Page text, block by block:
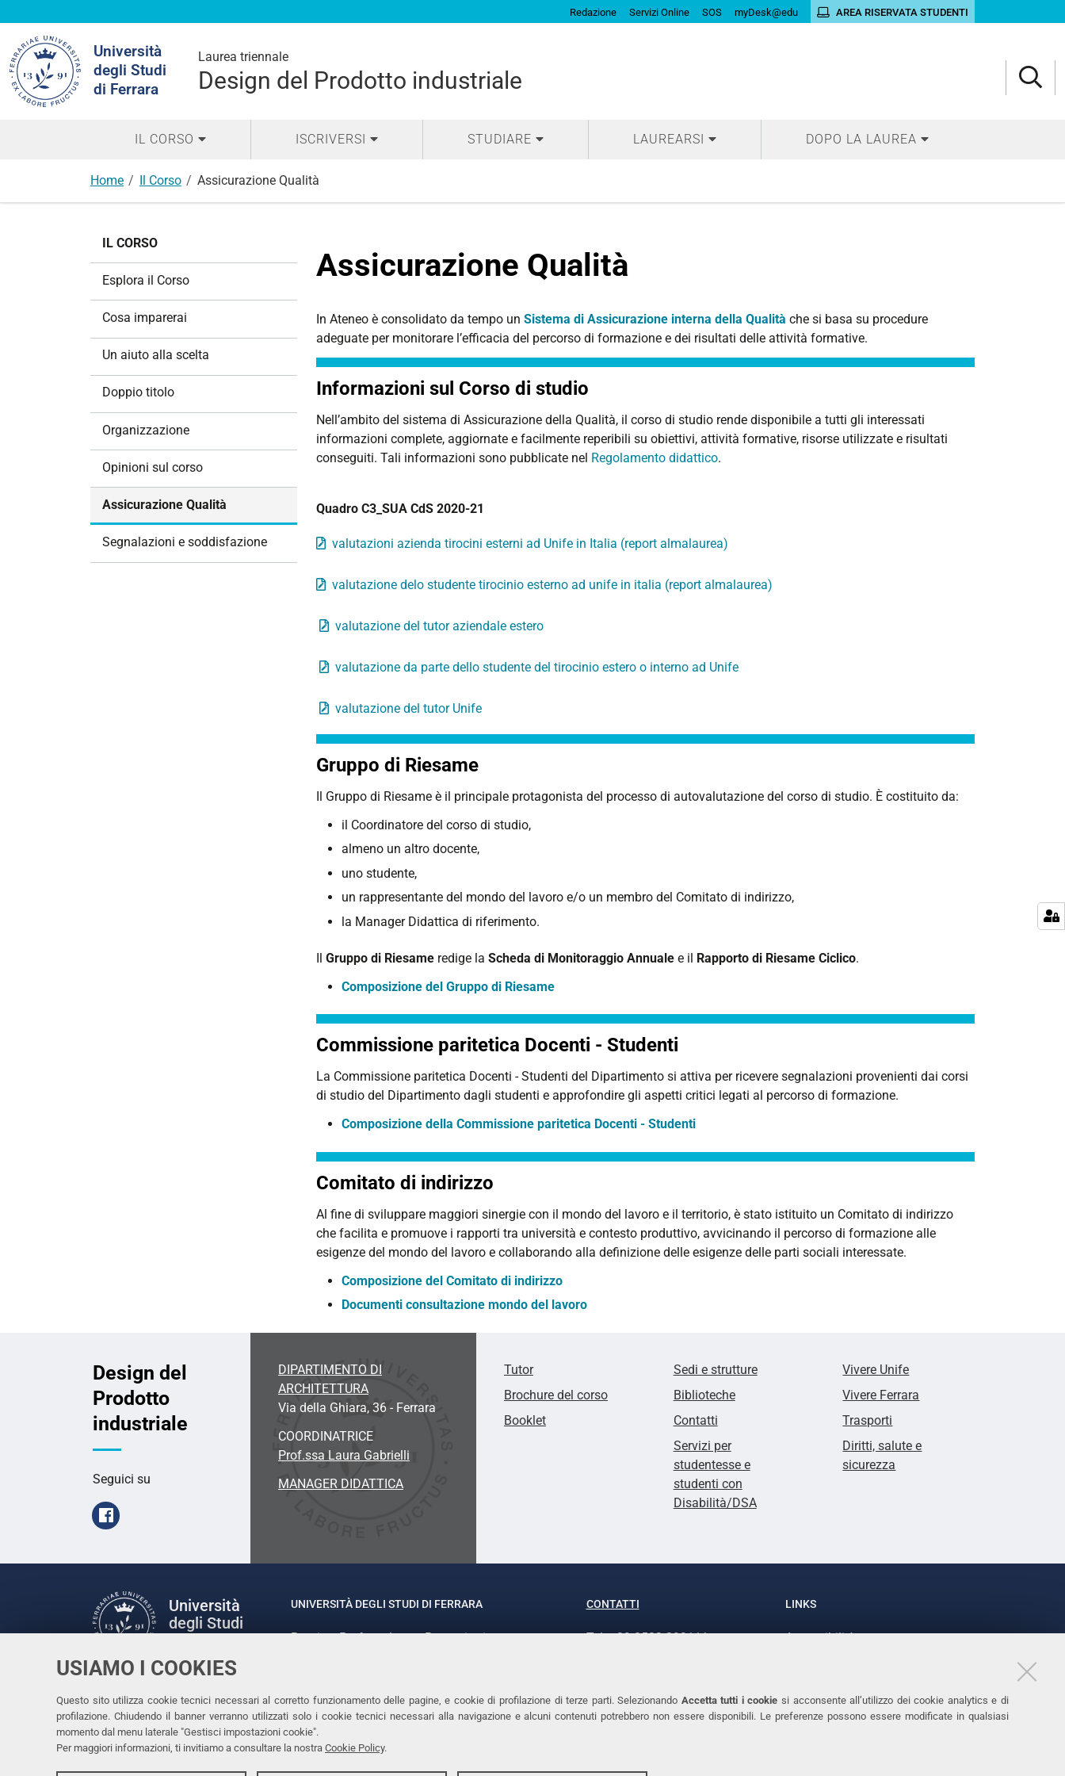
USIAMO I COOKIES
Questo sito utilizza cookie tecnici necessari al corretto funzionamento delle pagine, e cookie di profilazione di terze parti. Selezionando Accetta tutti i cookie si acconsente all’utilizzo dei cookie analytics e di
profilazione. Chiudendo il banner verranno utilizzati solo i cookie tecnici necessari alla navigazione e alcuni contenuti potrebbero non essere disponibili. Le preferenze possono essere modificate in qualsiasi
momento dal menu laterale "Gestisci impostazioni cookie".
Per maggiori informazioni, ti invitiamo a consultare la nostra Cookie Policy.
Redazione Servizi Online SOS myDesk@edu AREA RISERVATA STUDENTI
Università
degli Studi
di Ferrara
Laurea triennale
Design del Prodotto industriale
nel
sito
IL CORSO ISCRIVERSI STUDIARE LAUREARSI DOPO LA LAUREA
Home Il Corso Assicurazione Qualità
Assicurazione Qualità
In Ateneo è consolidato da tempo un Sistema di Assicurazione interna della Qualità che si basa su procedure
adeguate per monitorare l’efficacia del percorso di formazione e dei risultati delle attività formative.
Informazioni sul Corso di studio
Nell’ambito del sistema di Assicurazione della Qualità, il corso di studio rende disponibile a tutti gli interessati
informazioni complete, aggiornate e facilmente reperibili su obiettivi, attività formative, risorse utilizzate e risultati
conseguiti. Tali informazioni sono pubblicate nel Regolamento didattico.
Quadro C3_SUA CdS 2020-21
valutazioni azienda tirocini esterni ad Unife in Italia (report almalaurea)
valutazione delo studente tirocinio esterno ad unife in italia (report almalaurea)
valutazione del tutor aziendale estero
valutazione da parte dello studente del tirocinio estero o interno ad Unife
valutazione del tutor Unife
Gruppo di Riesame
Il Gruppo di Riesame è il principale protagonista del processo di autovalutazione del corso di studio. È costituito da:
il Coordinatore del corso di studio,
almeno un altro docente,
uno studente,
un rappresentante del mondo del lavoro e/o un membro del Comitato di indirizzo,
la Manager Didattica di riferimento.
Il Gruppo di Riesame redige la Scheda di Monitoraggio Annuale e il Rapporto di Riesame Ciclico.
Composizione del Gruppo di Riesame
Commissione paritetica Docenti - Studenti
La Commissione paritetica Docenti - Studenti del Dipartimento si attiva per ricevere segnalazioni provenienti dai corsi
di studio del Dipartimento dagli studenti e approfondire gli aspetti critici legati al percorso di formazione.
Composizione della Commissione paritetica Docenti - Studenti
Comitato di indirizzo
Al fine di sviluppare maggiori sinergie con il mondo del lavoro e il territorio, è stato istituito un Comitato di indirizzo
che facilita e promuove i rapporti tra università e contesto produttivo, avvicinando il percorso di formazione alle
esigenze del mondo del lavoro e collaborando alla definizione delle esigenze delle parti sociali interessate.
Composizione del Comitato di indirizzo
Documenti consultazione mondo del lavoro
IL CORSO
Esplora il Corso
Cosa imparerai
Un aiuto alla scelta
Doppio titolo
Organizzazione
Opinioni sul corso
Assicurazione Qualità
Segnalazioni e soddisfazione
Design del
Prodotto
industriale
Seguici su
Facebook
DIPARTIMENTO DI
ARCHITETTURA
Via della Ghiara, 36 - Ferrara
COORDINATRICE
Prof.ssa Laura Gabrielli
MANAGER DIDATTICA
Tutor
Brochure del corso
Booklet
Sedi e strutture
Biblioteche
Contatti
Servizi per
studentesse e
studenti con
Disabilità/DSA
Vivere Unife
Vivere Ferrara
Trasporti
Diritti, salute e
sicurezza
Università
degli Studi
Facebook
LinkedinInstagram
Youtube
UNIVERSITÀ DEGLI STUDI DI FERRARA
Rettrice: Prof.ssa Laura Ramaciotti
CONTATTI
Tel. +39 0532 293111
LINKS
Accessibilità
Cookies